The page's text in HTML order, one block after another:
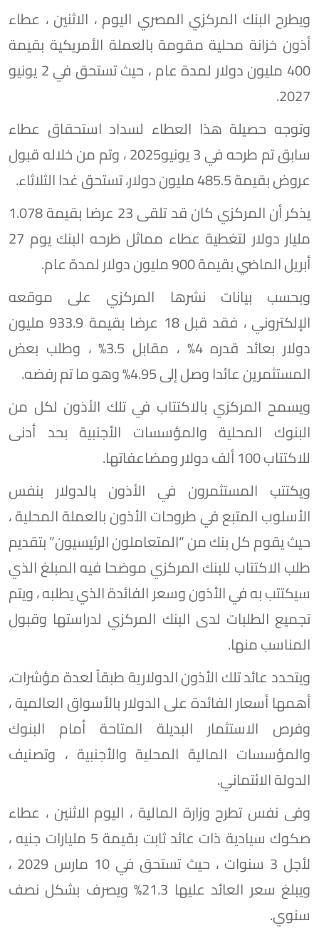
ويطرح البنك المركزي المصري اليوم ، الاثنين ، عطاء
أذون خزانة محلية مقومة بالعملة الأمريكية بقيمة
400 مليون دولار لمدة عام ، حيث تستحق في 2 يونيو
2027.
وتوجه حصيلة هذا العطاء لسداد استحقاق عطاء
سابق تم طرحه في 3 يونيو2025 ، وتم من خلاله قبول
عروض بقيمة 485.5 مليون دولار، تستحق غدا الثلاثاء.
يذكر أن المركزي كان قد تلقى 23 عرضا بقيمة 1.078
مليار دولار لتغطية عطاء مماثل طرحه البنك يوم 27
أبريل الماضي بقيمة 900 مليون دولار لمدة عام.
وبحسب بيانات نشرها المركزي على موقعه
الإلكتروني ، فقد قبل 18 عرضا بقيمة 933.9 مليون
دولار بعائد قدره 4% ، مقابل 3.5% ، وطلب بعض
المستثمرين عائدا وصل إلى 4.95% وهو ما تم رفضه.
ويسمح المركزي بالاكتتاب في تلك الأذون لكل من
البنوك المحلية والمؤسسات الأجنبية بحد أدنى
للاكتتاب 100 ألف دولار ومضاعفاتها.
ويكتتب المستثمرون في الأذون بالدولار بنفس
الأسلوب المتبع في طروحات الأذون بالعملة المحلية ،
حيث يقوم كل بنك من “المتعاملون الرئيسيون” بتقديم
طلب الاكتتاب للبنك المركزي موضحا فيه المبلغ الذي
سيكتتب به في الأذون وسعر الفائدة الذي يطلبه ، ويتم
تجميع الطلبات لدى البنك المركزي لدراستها وقبول
المناسب منها.
ويتحدد عائد تلك الأذون الدولارية طبقاً لعدة مؤشرات،
أهمها أسعار الفائدة على الدولار بالأسواق العالمية ،
وفرص الاستثمار البديلة المتاحة أمام البنوك
والمؤسسات المالية المحلية والأجنبية ، وتصنيف
الدولة الائتماني.
وفى نفس تطرح وزارة المالية ، اليوم الاثنين ، عطاء
صكوك سيادية ذات عائد ثابت بقيمة 5 مليارات جنيه ،
لأجل 3 سنوات ، حيث تستحق في 10 مارس 2029 ،
ويبلغ سعر العائد عليها 21.3% ويصرف بشكل نصف
سنوي.